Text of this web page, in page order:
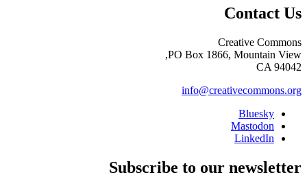
Contact Us
Creative Commons
PO Box 1866, Mountain View,
CA 94042
info@creativecommons.org
Bluesky
Mastodon
LinkedIn
Subscribe to our newsletter